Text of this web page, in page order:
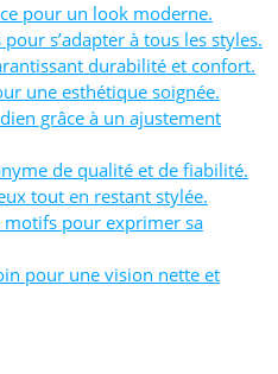
pour un look moderne.
s’adapter à tous les styles.
durabilité et confort.
une esthétique soignée.
grâce à un ajustement
de qualité et de fiabilité.
tout en restant stylée.
motifs pour exprimer sa
pour une vision nette et